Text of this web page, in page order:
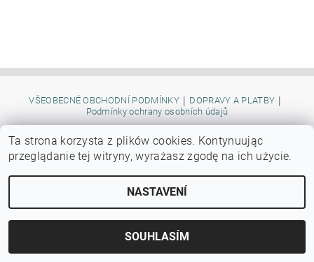
VŠEOBECNÉ OBCHODNÍ PODMÍNKY | DOPRAVY A PLATBY |
Podmínky ochrany osobních údajů
2026 ©Autocrocco, všechna práva vyhrazenaUpravit nastavení cookies
Ta strona korzysta z plików cookies. Kontynuując
przeglądanie tej witryny, wyrażasz zgodę na ich użycie.
NASTAVENÍ
SOUHLASÍM